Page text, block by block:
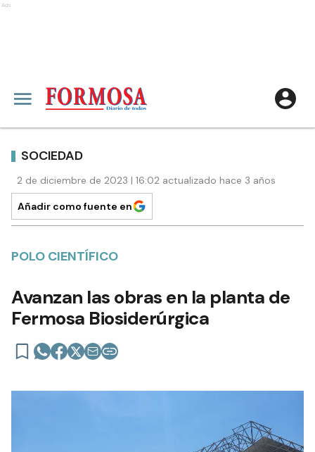
Ads
SOCIEDAD
2 de diciembre de 2023 | 16:02 actualizado hace 3 años
Añadir como fuente en
POLO CIENTÍFICO
Avanzan las obras en la planta de
Fermosa Biosiderúrgica